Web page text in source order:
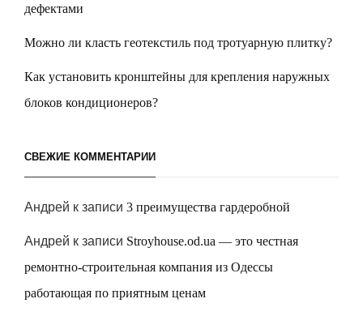
дефектами
Можно ли класть геотекстиль под тротуарную плитку?
Как установить кронштейны для крепления наружных
блоков кондиционеров?
СВЕЖИЕ КОММЕНТАРИИ
Андрей к записи 3 преимущества гардеробной
Андрей к записи Stroyhouse.od.ua — это честная
ремонтно-строительная компания из Одессы
работающая по приятным ценам